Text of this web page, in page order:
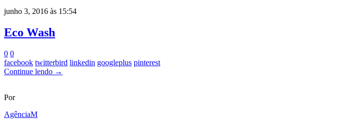
junho 3, 2016 às 15:54
Eco Wash
0 0
facebook twitterbird linkedin googleplus pinterest
Continue lendo →
Por
AgênciaM